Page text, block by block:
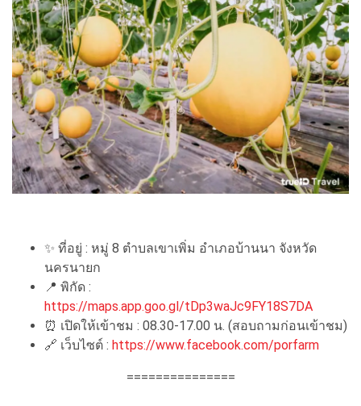
✨ ที่อยู่ : หมู่ 8 ตำบลเขาเพิ่ม อำเภอบ้านนา จังหวัด
นครนายก
📍 พิกัด :
https://maps.app.goo.gl/tDp3waJc9FY18S7DA
⏰ เปิดให้เข้าชม : 08.30-17.00 น. (สอบถามก่อนเข้าชม)
🔗 เว็บไซต์ : https://www.facebook.com/porfarm
===============